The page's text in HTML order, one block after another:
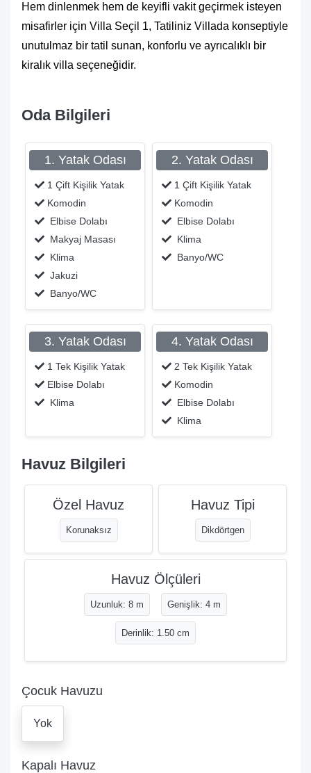
Hem dinlenmek hem de keyifli vakit geçirmek isteyen
misafirler için Villa Seçil 1, Tatiliniz Villada konseptiyle
unutulmaz bir tatil sunan, konforlu ve ayrıcalıklı bir
kiralık villa seçeneğidir.
Oda Bilgileri
1. Yatak Odası
1 Çift Kişilik Yatak
Komodin
Elbise Dolabı
Makyaj Masası
Klima
Jakuzi
Banyo/WC
2. Yatak Odası
1 Çift Kişilik Yatak
Komodin
Elbise Dolabı
Klima
Banyo/WC
3. Yatak Odası
1 Tek Kişilik Yatak
Elbise Dolabı
Klima
4. Yatak Odası
2 Tek Kişilik Yatak
Komodin
Elbise Dolabı
Klima
Havuz Bilgileri
Özel Havuz
Korunaksız
Havuz Tipi
Dikdörtgen
Havuz Ölçüleri
Uzunluk: 8 m Genişlik: 4 m
Derinlik: 1.50 cm
Çocuk Havuzu
Yok
Kapalı Havuz